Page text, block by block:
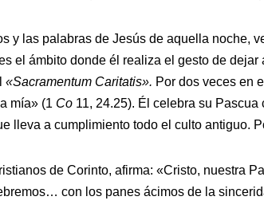
y las palabras de Jesús de aquella noche,
el ámbito donde él realiza el gesto de dejar
«Sacramentum Caritatis». Por dos veces en
mía» (1 Co 11, 24.25). Él celebra su
lleva a cumplimiento todo el culto antiguo.
de Corinto, afirma: «Cristo, nuestra
con los panes ácimos de la